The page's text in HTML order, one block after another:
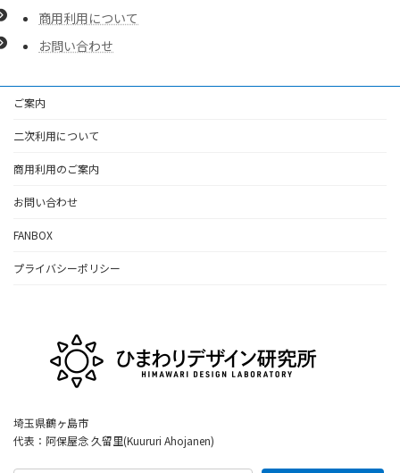
商用利用について
お問い合わせ
ご案内
二次利用について
商用利用のご案内
お問い合わせ
FANBOX
プライバシーポリシー
埼玉県鶴ヶ島市
代表：阿保屋念 久留里(Kuururi Ahojanen)